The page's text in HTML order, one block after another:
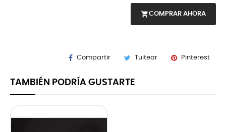
shopping_cartCOMPRAR AHORA
Compartir Tuitear Pinterest
TAMBIÉN PODRÍA GUSTARTE